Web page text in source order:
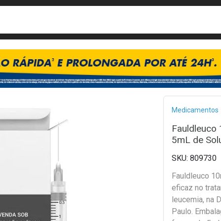
Medicamentos
5mL de
809730
Fauldleuco
eficaz no
leucemia, na
Paulo.